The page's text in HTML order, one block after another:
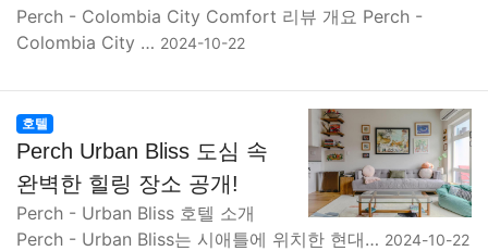
Perch - Colombia City Comfort 리뷰 개요 Perch -
Colombia City … 2024-10-22
호텔
Perch Urban Bliss 도심 속
완벽한 힐링 장소 공개!
Perch - Urban Bliss 호텔 소개
Perch - Urban Bliss는 시애틀에 위치한 현대… 2024-10-22